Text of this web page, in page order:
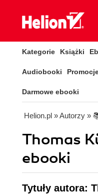
Kategorie Książki
Audiobooki
Darmowe ebooki
Helion.pl » Autorzy »
Thomas
ebooki
Tytuły autora: